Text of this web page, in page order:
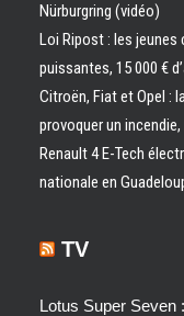
Nürburgring (vidéo)
Loi Ripost : les
puissantes, 15 000 €
Citroën, Fiat et Opel :
provoquer un
Renault 4 E-Tech
nationale en
TV
Lotus Super Seven